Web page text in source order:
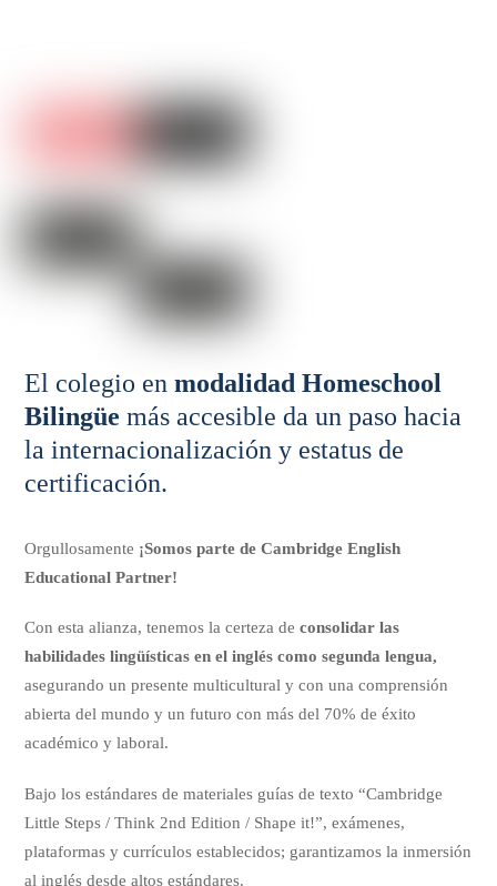
El colegio enmodalidad Homeschool
Bilingüe más accesible da un paso hacia
la internacionalización y estatus de
certificación.
Orgullosamente ¡Somos parte de Cambridge English
Educational Partner!
Con esta alianza, tenemos la certeza deconsolidar las
habilidades lingüísticas en el inglés como segunda lengua,
asegurando un presente multicultural y con una comprensión
abierta del mundo y un futuro con más del 70% de éxito
académico y laboral.
Bajo los estándares de materiales guías de texto “Cambridge
Little Steps / Think 2nd Edition / Shape it!”, exámenes,
plataformas y currículos establecidos; garantizamos la inmersión
al inglés desde altos estándares.